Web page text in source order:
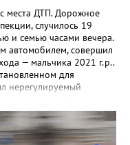
места ДТП. Дорожное
случилось 19
и семью часами вечера.
автомобилем, совершил
— мальчика 2021 г.р..
для
нерегулируемый
ему оказали на
в ГАИ по адресу: пр.
по телефонам: 8 (3513)